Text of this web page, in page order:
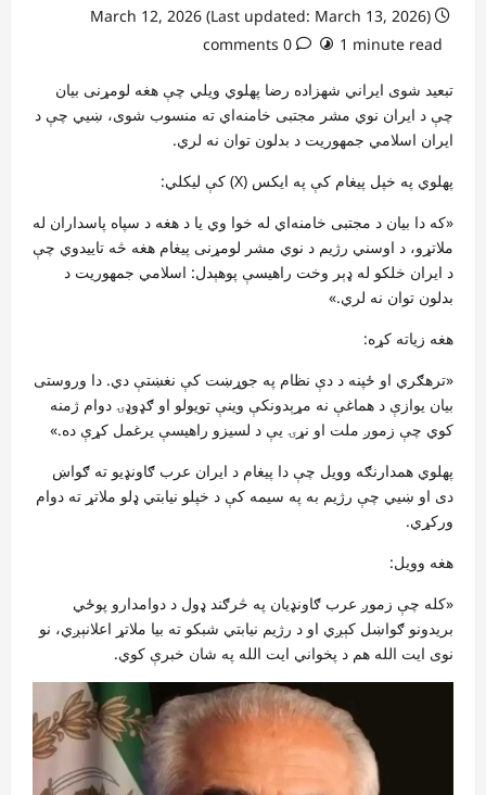
1 minute read
0 comments
تبعید شوی ایراني شهزاده رضا پهلوي ویلي چې هغه لومړنی بیان
چې د ایران نوي مشر مجتبی خامنه‌اي ته منسوب شوی، ښيي چې د
ایران اسلامي جمهوریت د بدلون توان نه لري.
پهلوي په خپل پیغام کې په ایکس (X) کې لیکلي:
«که دا بیان د مجتبی خامنه‌اي له خوا وي یا د هغه د سپاه پاسداران له
ملاتړو، د اوسني رژیم د نوي مشر لومړنی پیغام هغه څه تاییدوي چې
د ایران خلکو له ډېر وخت راهیسې پوهېدل: اسلامي جمهوریت د
بدلون توان نه لري.»
هغه زیاته کړه:
«ترهګري او ځپنه د دې نظام په جوړښت کې نغښتې دي. دا وروستی
بیان یوازې د هماغې نه مړېدونکې وینې تویولو او ګډوډۍ دوام ژمنه
کوي چې زموږ ملت او نړۍ یې د لسیزو راهیسې یرغمل کړې ده.»
پهلوي همدارنګه وویل چې دا پیغام د ایران عرب ګاونډیو ته ګواښ
دی او ښيي چې رژیم به په سیمه کې د خپلو نیابتي ډلو ملاتړ ته دوام
ورکړي.
هغه وویل:
«کله چې زموږ عرب ګاونډیان په څرګند ډول د دوامدارو پوځي
بریدونو ګواښل کېږي او د رژیم نیابتي شبکو ته بیا ملاتړ اعلانېږي، نو
نوی ایت الله هم د پخواني ایت الله په شان خبرې کوي.